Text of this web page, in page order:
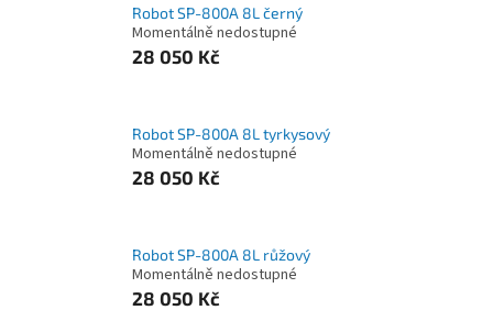
Robot SP-800A 8L černý
Momentálně nedostupné
28 050 Kč
Robot SP-800A 8L tyrkysový
Momentálně nedostupné
28 050 Kč
Robot SP-800A 8L růžový
Momentálně nedostupné
28 050 Kč